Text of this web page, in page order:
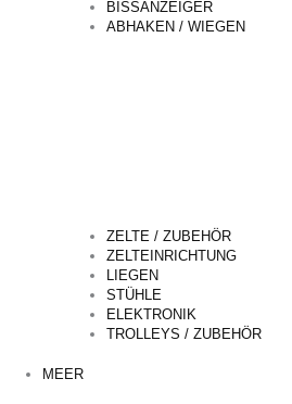
BISSANZEIGER
ABHAKEN / WIEGEN
ZELTE / ZUBEHÖR
ZELTEINRICHTUNG
LIEGEN
STÜHLE
ELEKTRONIK
TROLLEYS / ZUBEHÖR
MEER